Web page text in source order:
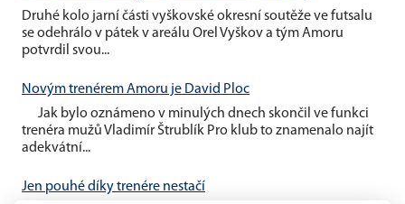
Druhé kolo jarní části vyškovské okresní soutěže ve futsalu
se odehrálo v pátek v areálu Orel Vyškov a tým Amoru
potvrdil svou...
Novým trenérem Amoru je David Ploc
Jak bylo oznámeno v minulých dnech skončil ve funkci
trenéra mužů Vladimír Štrublík Pro klub to znamenalo najít
adekvátní...
Jen pouhé díky trenére nestačí